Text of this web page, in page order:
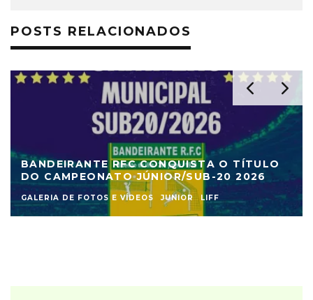
POSTS RELACIONADOS
BANDEIRANTE RFC CONQUISTA O TÍTULO
DO CAMPEONATO JÚNIOR/SUB-20 2026
GALERIA DE FOTOS E VÍDEOS JUNIOR LIFF